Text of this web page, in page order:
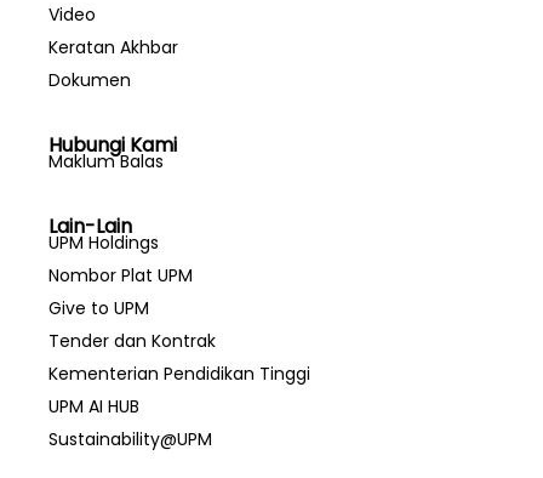
Video
Keratan Akhbar
Dokumen
Hubungi Kami
Maklum Balas
Lain-Lain
UPM Holdings
Nombor Plat UPM
Give to UPM
Tender dan Kontrak
Kementerian Pendidikan Tinggi
UPM AI HUB
Sustainability@UPM